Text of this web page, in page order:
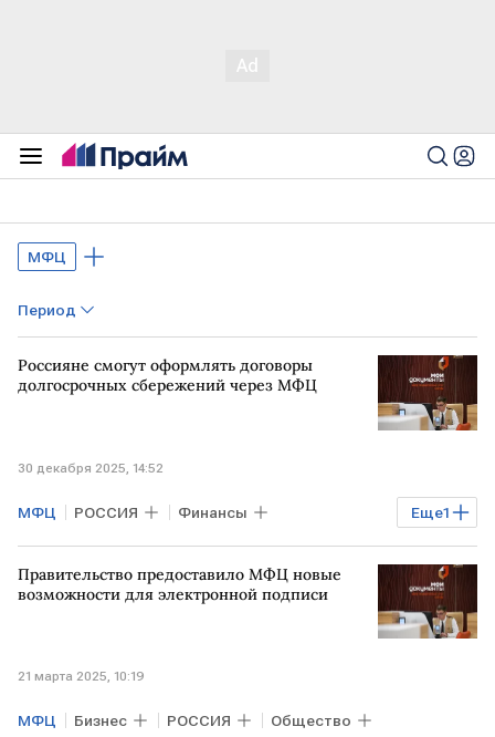
МФЦ
Период
Россияне смогут оформлять договоры
долгосрочных сбережений через МФЦ
30 декабря 2025, 14:52
Еще1
МФЦ РОССИЯ Финансы
Минфин РФ
Правительство предоставило МФЦ новые
возможности для электронной подписи
21 марта 2025, 10:19
МФЦ Бизнес РОССИЯ Общество